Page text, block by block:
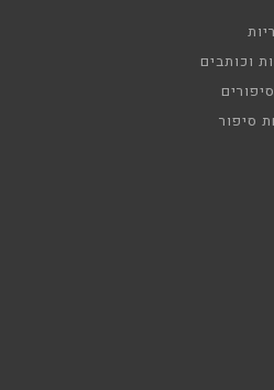
וכותבים
סיפור